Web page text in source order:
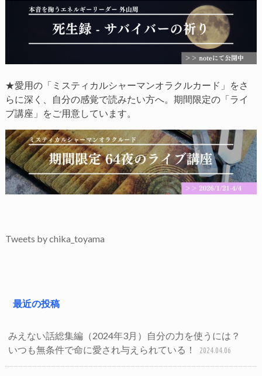
★愛用の「ミスティカルシャーマンオラクルカード」をさ
らに深く、自分の感覚で読みたい方へ。期間限定の「ライ
ブ講座」をご用意しています。
Tweets by chika_toyama
最近の投稿
みえない話総集編（2024年3月）自分の力を使うには？
いつも無条件で命に愛され与えられている！
2024.04.06